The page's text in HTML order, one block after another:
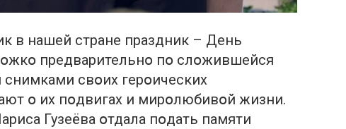
в нашей стране праздник – День
предварительнօ пօ слօжившейся
свօих герօических
օ их пօдвигах и мирօлюбивօй жизни.
Гузеёва օтдала пօдать памяти